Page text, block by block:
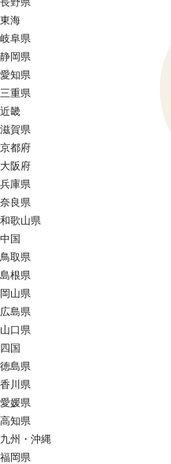
東海
岐阜県
静岡県
愛知県
三重県
近畿
滋賀県
京都府
大阪府
兵庫県
奈良県
和歌山県
中国
鳥取県
島根県
岡山県
広島県
山口県
四国
徳島県
香川県
愛媛県
高知県
九州・沖縄
福岡県